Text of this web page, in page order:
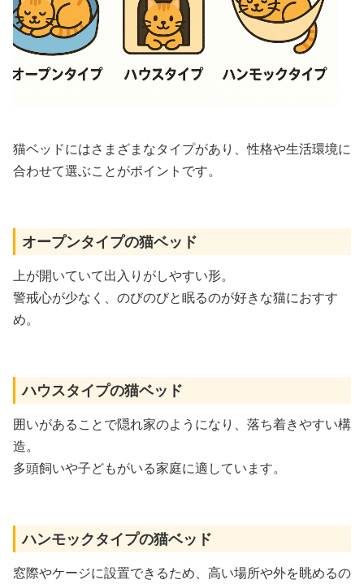
猫ベッドにはさまざまなタイプがあり、性格や生活環境に
合わせて選ぶことがポイントです。
オープンタイプの猫ベッド
上が開いていて出入りがしやすい形。
警戒心が少なく、のびのびと眠るのが好きな猫におすす
め。
ハウスタイプの猫ベッド
囲いがあることで隠れ家のようになり、落ち着きやすい構
造。
多頭飼いや子どもがいる家庭に適しています。
ハンモックタイプの猫ベッド
窓際やケージに設置できるため、高い場所や外を眺めるの